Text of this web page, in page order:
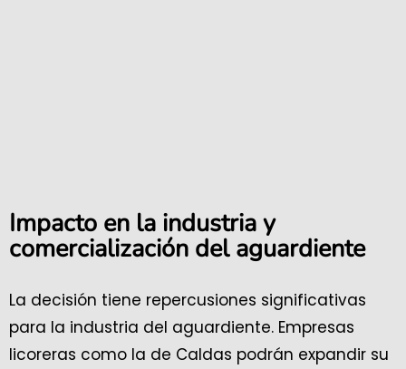
Impacto en la industria y
comercialización del aguardiente
La decisión tiene repercusiones significativas
para la industria del aguardiente. Empresas
licoreras como la de Caldas podrán expandir su